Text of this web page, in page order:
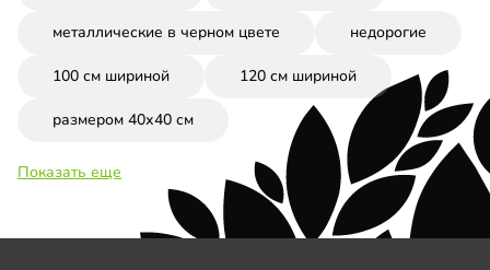
металлические в черном цвете недорогие
100 см шириной 120 см шириной
размером 40х40 см
Показать еще